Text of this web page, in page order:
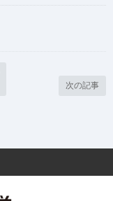
次の記事